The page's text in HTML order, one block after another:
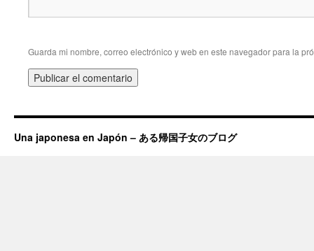
Guarda mi nombre, correo electrónico y web en este navegador para la
Una japonesa en Japón – ある帰国子女のブログ